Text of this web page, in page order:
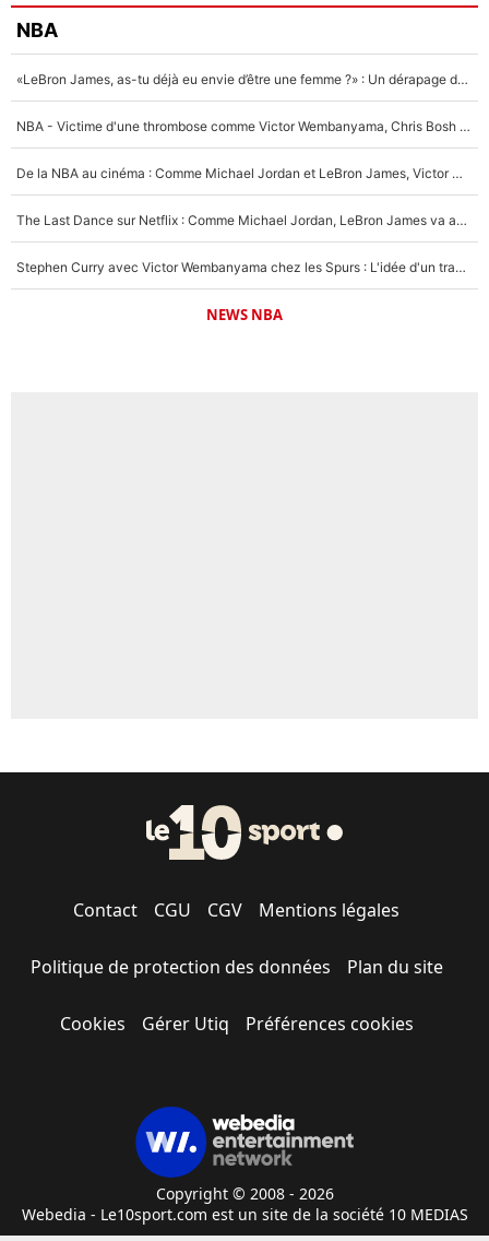
NBA
«LeBron James, as-tu déjà eu envie d’être une femme ?» : Un dérapage de Donald Trump sur la superstar de la NBA refait surface
NBA - Victime d'une thrombose comme Victor Wembanyama, Chris Bosh prévient le Français des risques sur sa santé : «J’ai failli mourir sur le coup et j’ai été ramené à la vie»
De la NBA au cinéma : Comme Michael Jordan et LeBron James, Victor Wembanyama rêve d'une carrière d'acteur !
The Last Dance sur Netflix : Comme Michael Jordan, LeBron James va avoir le droit à sa série !
Stephen Curry avec Victor Wembanyama chez les Spurs : L'idée d'un trade historique est lancée en NBA !
NEWS NBA
Contact CGU CGV Mentions légales
Politique de protection des données Plan du site
Cookies Gérer Utiq Préférences cookies
Copyright © 2008 - 2026
Webedia - Le10sport.com est un site de la société 10 MEDIAS